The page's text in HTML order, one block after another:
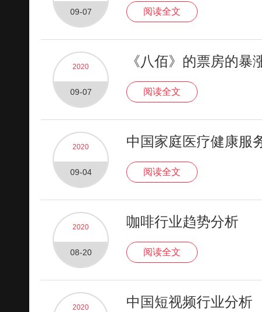
09-07 阅读全文
2020
09-07
《八佰》的票房的
阅读全文
2020
09-04
中国家庭医疗健康服
阅读全文
2020
08-20
咖啡行业趋势分析
阅读全文
2020 中国短视频行业分析